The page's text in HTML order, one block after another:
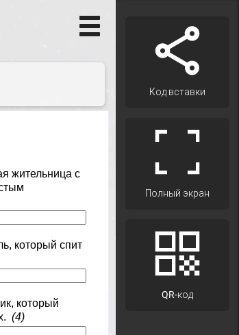
Код вставки
Полный экран
QR-код